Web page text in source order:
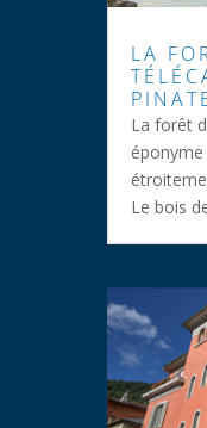
LA
La forêt
Le bois